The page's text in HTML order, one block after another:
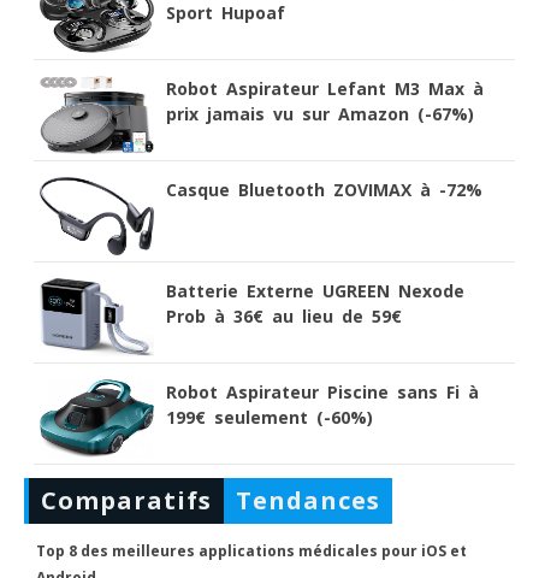
Sport Hupoaf
Robot Aspirateur Lefant M3 Max à
prix jamais vu sur Amazon (-67%)
Casque Bluetooth ZOVIMAX à -72%
Batterie Externe UGREEN Nexode
Prob à 36€ au lieu de 59€
Robot Aspirateur Piscine sans Fi à
199€ seulement (-60%)
Comparatifs Tendances
Top 8 des meilleures applications médicales pour iOS et